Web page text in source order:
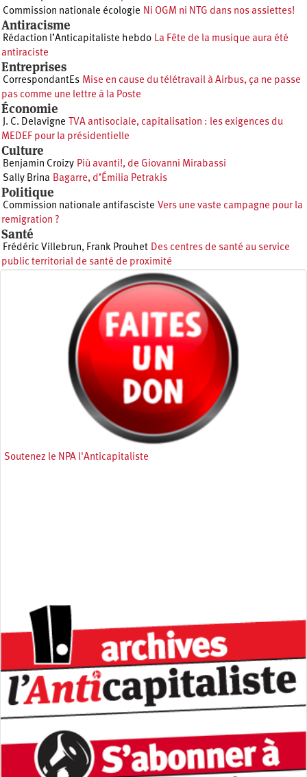
Commission nationale écologie Ni OGM ni NTG dans nos assiettes!
Antiracisme
Rédaction l’Anticapitaliste hebdo La Fête de la musique aura été
antiraciste
Entreprises
CorrespondantEs Mise en cause du télétravail à Airbus, ça ne passe
pas comme une lettre à la Poste
Économie
J. C. Delavigne TVA antisociale, capitalisation : les exigences du
MEDEF pour la présidentielle
Culture
Benjamin Croizy Più avanti!, de Giovanni Mirabassi
Sally Brina Bagarre, d’Émilia Petrakis
Politique
Commission nationale antifasciste Vers une vaste campagne pour la
remigration ?
Santé
Frédéric Villebrun, Frank Prouhet Des centres de santé au service
public territorial de santé de proximité
Soutenez le NPA l'Anticapitaliste